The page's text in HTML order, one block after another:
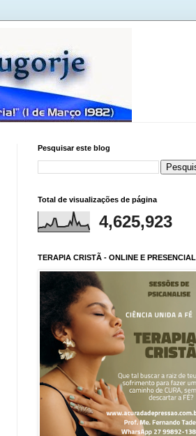
Pesquisar este blog
Total de visualizações de página
4,625,923
TERAPIA CRISTÃ - ONLINE E PRESENCIAL